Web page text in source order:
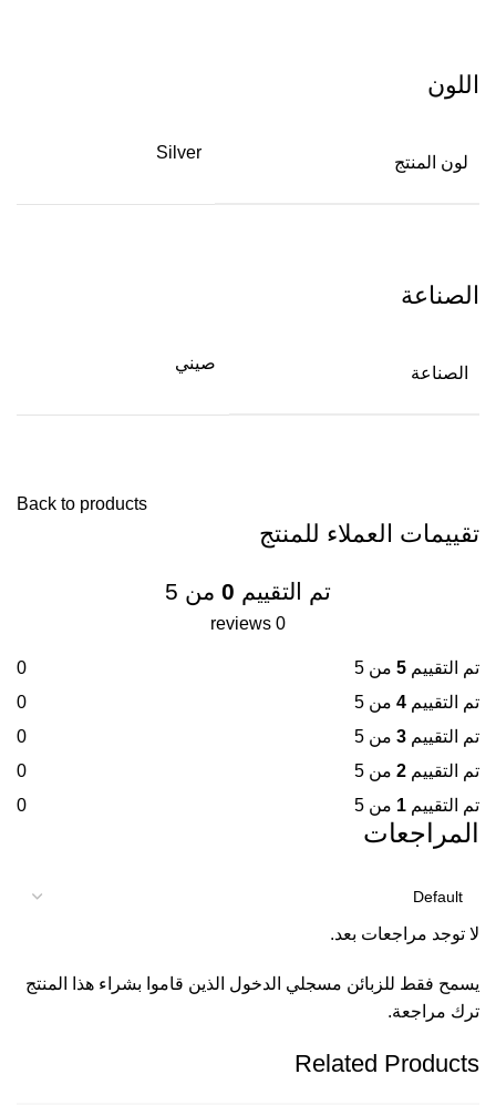
اللون
لون المنتج
Silver
الصناعة
الصناعة
صيني
Back to products
تقييمات العملاء للمنتج
تم التقييم 0 من 5
0 reviews
تم التقييم 5 من 5
0
تم التقييم 4 من 5
0
تم التقييم 3 من 5
0
تم التقييم 2 من 5
0
تم التقييم 1 من 5 0
المراجعات
لا توجد مراجعات بعد.
يسمح فقط للزبائن مسجلي الدخول الذين قاموا بشراء هذا المنتج
ترك مراجعة.
Related Products